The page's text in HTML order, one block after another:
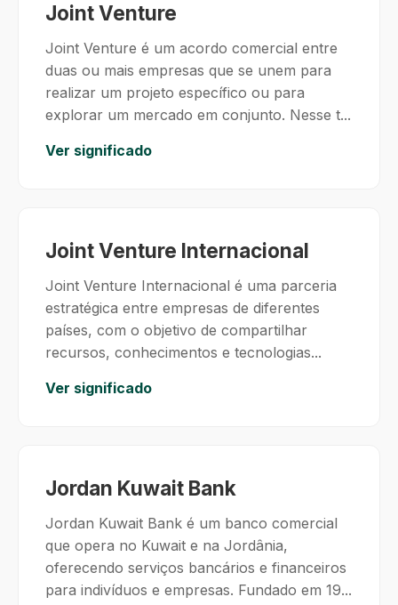
Joint Venture
Joint Venture é um acordo comercial entre
duas ou mais empresas que se unem para
realizar um projeto específico ou para
explorar um mercado em conjunto. Nesse t...
Ver significado
Joint Venture Internacional
Joint Venture Internacional é uma parceria
estratégica entre empresas de diferentes
países, com o objetivo de compartilhar
recursos, conhecimentos e tecnologias...
Ver significado
Jordan Kuwait Bank
Jordan Kuwait Bank é um banco comercial
que opera no Kuwait e na Jordânia,
oferecendo serviços bancários e financeiros
para indivíduos e empresas. Fundado em 19...